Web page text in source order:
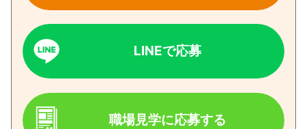
LINEで応募
職場見学に応募する